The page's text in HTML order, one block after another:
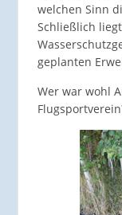
welchen Sinn
Schließlich
geplanten
Wer war wohl